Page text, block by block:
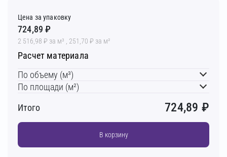
Цена за упаковку
724,89 ₽
2 516,98 ₽ за м³ , 251,70 ₽ за м²
Расчет материала
По объему (м³)
По площади (м²)
Итого
724,89 ₽
В корзину